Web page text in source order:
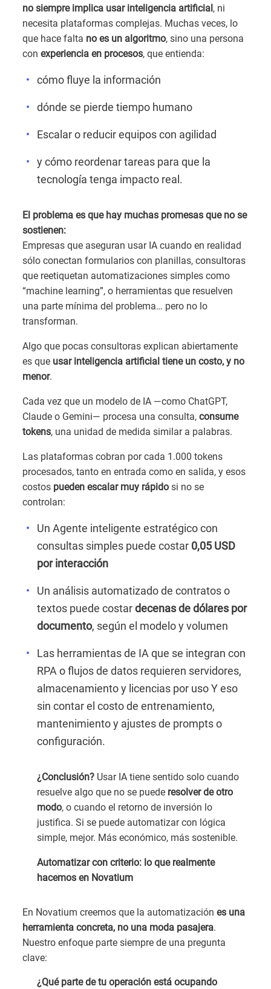
no siempre implica usar inteligencia artificial , ni
necesita plataformas complejas. Muchas veces, lo
que hace falta no es un algoritmo, sino una persona
conexperiencia en procesos, que entienda:
cómo fluye la información
dónde se pierde tiempo humano
Escalar o reducir equipos con agilidad
y cómo reordenar tareas para que la
tecnología tenga impacto real.
El problema es que hay muchas promesas que no se
sostienen:
Empresas que aseguran usar IA cuando en realidad
sólo conectan formularios con planillas, consultoras
que reetiquetan automatizaciones simples como
“machine learning”, o herramientas que resuelven
una parte mínima del problema… pero no lo
transforman.
Algo que pocas consultoras explican abiertamente
es que usar inteligencia artificial tiene un costo, y no
menor.
Cada vez que un modelo de IA —como ChatGPT,
Claude o Gemini— procesa una consulta, consume
tokens, una unidad de medida similar a palabras.
Las plataformas cobran por cada 1.000 tokens
procesados, tanto en entrada como en salida, y esos
costos pueden escalar muy rápido si no se
controlan:
Un Agente inteligente estratégico con
consultas simples puede costar 0,05 USD
por interacción
Un análisis automatizado de contratos o
textos puede costardecenas de dólares por
documento, según el modelo y volumen
Las herramientas de IA que se integran con
RPA o flujos de datos requieren servidores,
almacenamiento y licencias por uso Y eso
sin contar el costo de entrenamiento,
mantenimiento y ajustes de prompts o
configuración.
¿Conclusión? Usar IA tiene sentido solo cuando
resuelve algo que no se puede resolver de otro
modo, o cuando el retorno de inversión lo
justifica. Si se puede automatizar con lógica
simple, mejor. Más económico, más sostenible.
Automatizar con criterio: lo que realmente
hacemos en Novatium
En Novatium creemos que la automatizaciónes una
herramienta concreta, no una moda pasajera.
Nuestro enfoque parte siempre de una pregunta
clave:
¿Qué parte de tu operación está ocupando